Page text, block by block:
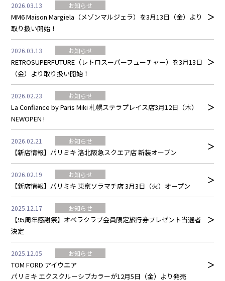
2026.03.13 お知らせ
MM6 Maison Margiela（メゾンマルジェラ）を3月13日（金）より
取り扱い開始！
2026.03.13 お知らせ
RETROSUPERFUTURE（レトロスーパーフューチャー）を3月13日
（金）より取り扱い開始！
2026.02.23 お知らせ
La Confiance by Paris Miki 札幌ステラプレイス店3月12日（木）
NEWOPEN !
2026.02.21 お知らせ
【新店情報】パリミキ 洛北阪急スクエア店 新装オープン
2026.02.19 お知らせ
【新店情報】パリミキ 東京ソラマチ店 3月3日（火）オープン
2025.12.17 お知らせ
【95周年感謝祭】オペラクラブ会員限定旅行券プレゼント当選者
決定
2025.12.05 お知らせ
TOM FORD アイウエア
パリミキ エクスクルーシブカラーが12月5日（金）より発売